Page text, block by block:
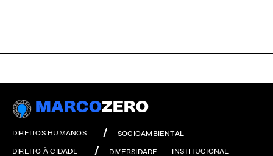
MARCOZERO
DIREITOS HUMANOS SOCIOAMBIENTAL
DIREITO À CIDADE DIVERSIDADE INSTITUCIONAL